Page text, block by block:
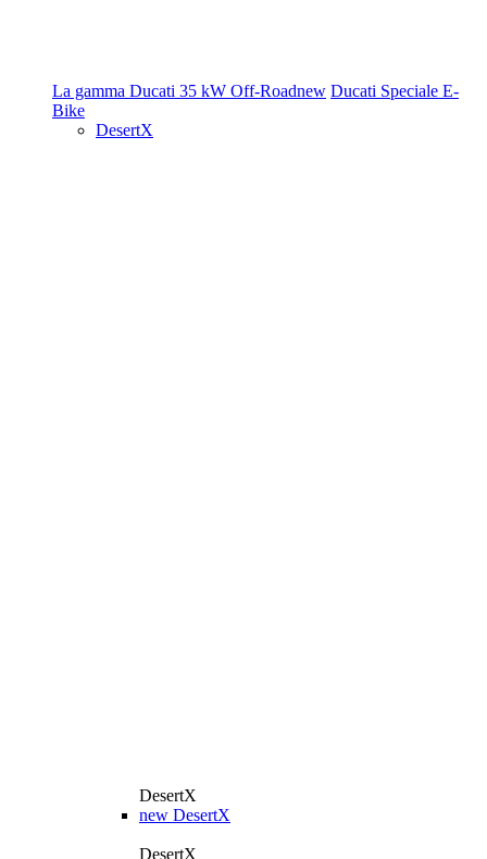
La gamma Ducati 35 kW Off-Roadnew Ducati Speciale E-
Bike
DesertX
DesertX
new DesertX
DesertX